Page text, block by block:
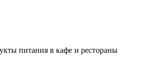
питания в кафе и рестораны